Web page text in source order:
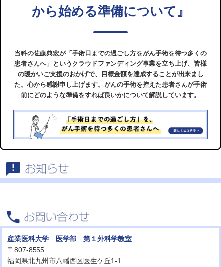
から始める準備について』
当科の佐藤典宏が「手術日までの過ごし方をがん手術を待つ多くの
患者さんへ」というクラウドファンディング事業を立ち上げ、皆様
の暖かいご支援のおかげで、目標金額を達成することが出来まし
た。心から感謝申し上げます。がんの手術を控えた患者さんが手術
前にどのような準備をすれば良いかについて解説しています。
産業医科大学 医学部 第１外科学教室
〒807-8555
福岡県北九州市八幡西区医生ケ丘1-1